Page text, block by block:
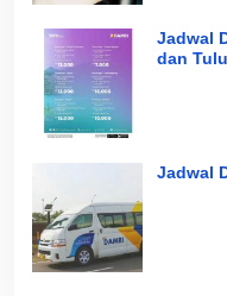
Jadwal
dan
Jadwal